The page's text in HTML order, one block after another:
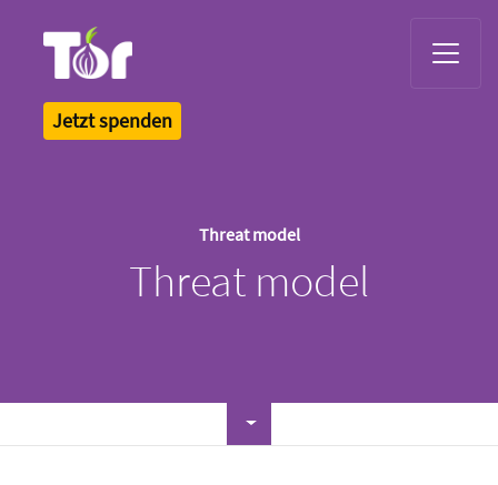
Jetzt spenden
Threat model
Threat model